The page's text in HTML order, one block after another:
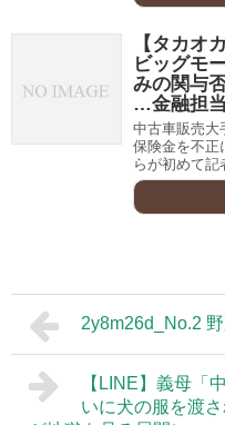
【タカオ
ビッグモ
みの関与
…金融担
中古車販売大
保険金を不正
らが初めて記
2y8m26d_No.2
【LINE】義母「
いに犬の服を渡